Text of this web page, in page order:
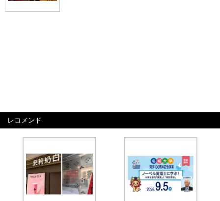
レコメンド